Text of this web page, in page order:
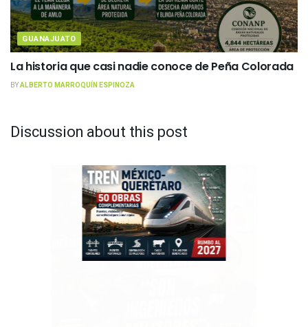
GUANAJUATO
La historia que casi nadie conoce de Peña Colorada
BYALBERTO MARROQUÍN ESPINOZA
Discussion about this post